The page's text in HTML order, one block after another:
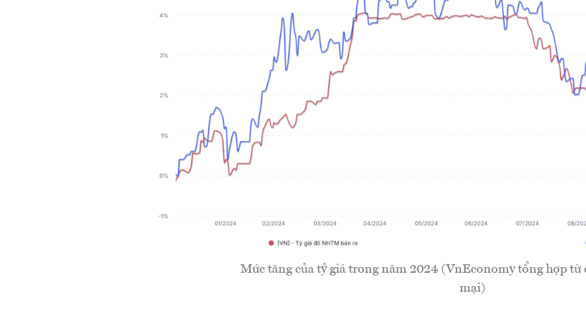
Mức tăng của tỷ giá trong năm 2024 (VnEconomy tổng hợp từ
mại)